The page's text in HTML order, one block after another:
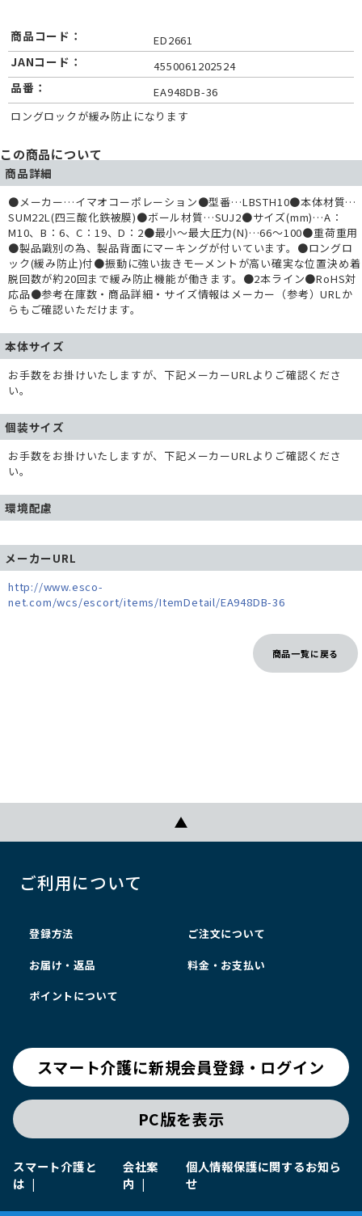
商品コード： ED2661
JANコード： 4550061202524
品番：
EA948DB-36
ロングロックが緩み防止になります
この商品について
商品詳細
●メーカー…イマオコーポレーション●型番…LBSTH10●本体材質…
SUM22L(四三酸化鉄被膜)●ボール材質…SUJ2●サイズ(mm)…A：
M10、B：6、C：19、D：2●最小～最大圧力(N)…66～100●重荷重用
●製品識別の為、製品背面にマーキングが付いています。●ロングロ
ック(緩み防止)付●振動に強い抜きモーメントが高い確実な位置決め着
脱回数が約20回まで緩み防止機能が働きます。●2本ライン●RoHS対
応品●参考在庫数・商品詳細・サイズ情報はメーカー（参考）URLか
らもご確認いただけます。
本体サイズ
お手数をお掛けいたしますが、下記メーカーURLよりご確認くださ
い。
個装サイズ
お手数をお掛けいたしますが、下記メーカーURLよりご確認くださ
い。
環境配慮
メーカーURL
http://www.esco-
net.com/wcs/escort/items/ItemDetail/EA948DB-36
商品一覧に戻る
ご利用について
登録方法 ご注文について
お届け・返品 料金・お支払い
ポイントについて
スマート介護に新規会員登録・ログイン
PC版を表示
スマート介護と
は
会社案
内
個人情報保護に関するお知ら
せ